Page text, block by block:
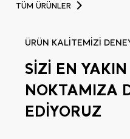
TÜM ÜRÜNLER
ÜRÜN KALİTEMİZİ
SİZİ EN YAKIN
NOKTAMIZA
EDİYORUZ